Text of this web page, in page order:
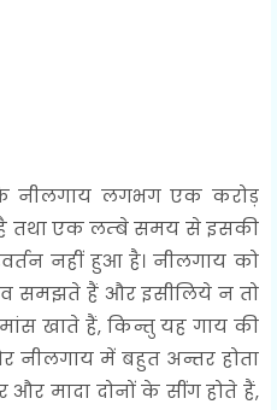
नीलगाय लगभग एक करोड़
है तथा एक लम्बे समय से इसकी
नहीं हुआ है। नीलगाय को
समझते हैं और इसीलिये न तो
खाते हैं, किन्तु यह गाय की
नीलगाय में बहुत अन्तर होता
मादा दोनों के सींग होते हैं,